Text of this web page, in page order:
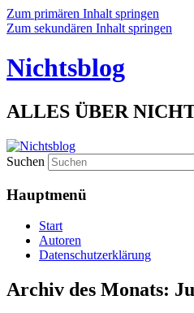
Zum primären Inhalt springen
Zum sekundären Inhalt springen
Nichtsblog
ALLES ÜBER
Suchen
Hauptmenü
Start
Autoren
Datenschutzerklärung
Archiv des Monats: